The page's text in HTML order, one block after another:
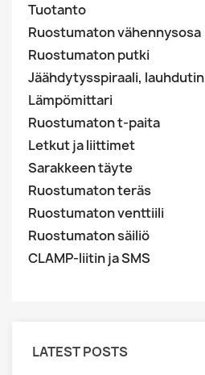
Tuotanto
Ruostumaton vähennysosa
Ruostumaton putki
Jäähdytysspiraali, lauhdutin
Lämpömittari
Ruostumaton t-paita
Letkut ja liittimet
Sarakkeen täyte
Ruostumaton teräs
Ruostumaton venttiili
Ruostumaton säiliö
CLAMP-liitin ja SMS
LATEST POSTS